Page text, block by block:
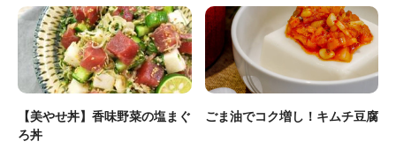
【美やせ丼】香味野菜の塩まぐ
ろ丼
ごま油でコク増し！キムチ豆腐